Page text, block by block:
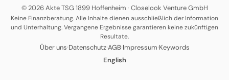
© 2026 Akte TSG 1899 Hoffenheim · Closelook Venture GmbH
Keine Finanzberatung. Alle Inhalte dienen ausschließlich der Information
und Unterhaltung. Vergangene Ergebnisse garantieren keine zukünftigen
Resultate.
Über uns·Datenschutz·AGB·Impressum·Keywords
English